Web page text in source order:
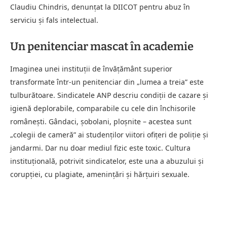
Claudiu Chindris, denunțat la DIICOT pentru abuz în
serviciu și fals intelectual.
Un penitenciar mascat în academie
Imaginea unei instituții de învățământ superior
transformate într-un penitenciar din „lumea a treia” este
tulburătoare. Sindicatele ANP descriu condiții de cazare și
igienă deplorabile, comparabile cu cele din închisorile
românești. Gândaci, șobolani, ploșnite – acestea sunt
„colegii de cameră” ai studenților viitori ofițeri de poliție și
jandarmi. Dar nu doar mediul fizic este toxic. Cultura
instituțională, potrivit sindicatelor, este una a abuzului și
corupției, cu plagiate, amenințări și hărțuiri sexuale.